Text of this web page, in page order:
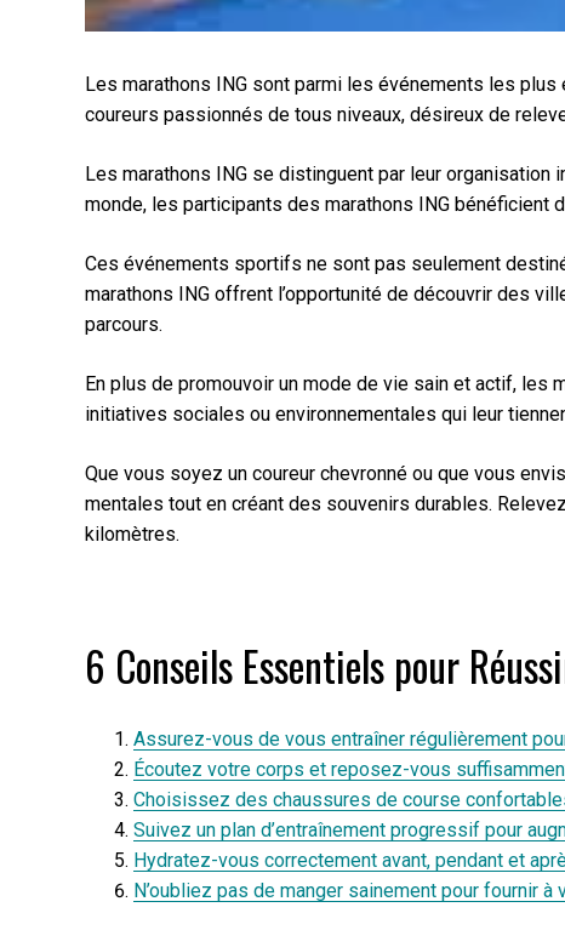
Les marathons ING sont parmi les événements les
coureurs passionnés de tous niveaux, désireux de
Les marathons ING se distinguent par leur
monde, les participants des marathons ING bénéficient
Ces événements sportifs ne sont pas seulement
marathons ING offrent l’opportunité de découvrir des
parcours.
En plus de promouvoir un mode de vie sain et actif,
initiatives sociales ou environnementales qui leur
Que vous soyez un coureur chevronné ou que vous
mentales tout en créant des souvenirs durables.
kilomètres.
6 Conseils Essentiels pour
Assurez-vous de vous entraîner régulièrement
Écoutez votre corps et reposez-vous
Choisissez des chaussures de course
Suivez un plan d’entraînement progressif pour
Hydratez-vous correctement avant, pendant et
N’oubliez pas de manger sainement pour fournir à